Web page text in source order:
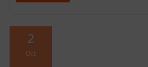
2
Oct